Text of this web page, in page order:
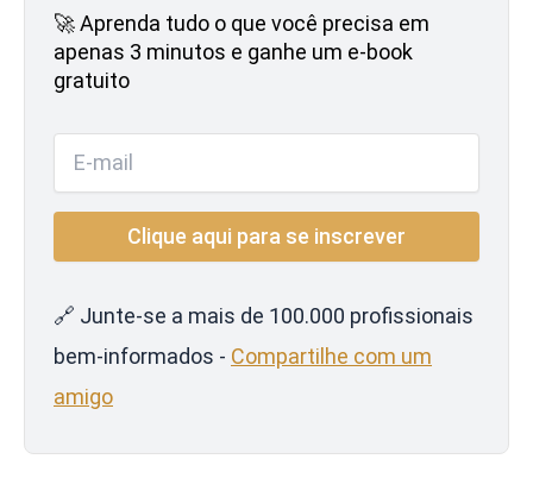
🚀 Aprenda tudo o que você precisa em
apenas 3 minutos e ganhe um e-book
gratuito
🔗 Junte-se a mais de 100.000 profissionais
bem-informados - Compartilhe com um
amigo